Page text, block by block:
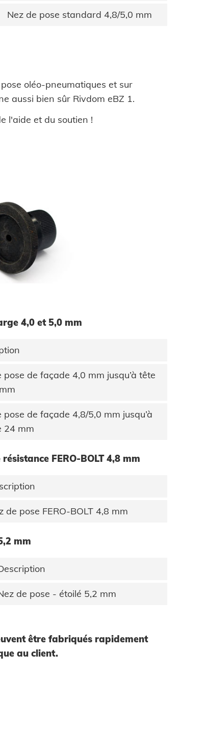
Nez de pose standard 4,8/5,0 mm
oléo-pneumatiques et sur
aussi bien sûr Rivdom eBZ 1.
l'aide et du soutien !
4,0 et 5,0 mm
pose de façade 4,0 mm jusqu’à tête
pose de façade 4,8/5,0 mm jusqu’à
24 mm
FERO-BOLT 4,8 mm
de pose FERO-BOLT 4,8 mm
mm
de pose - étoilé 5,2 mm
être fabriqués rapidement
au client.
Accepter et continuer